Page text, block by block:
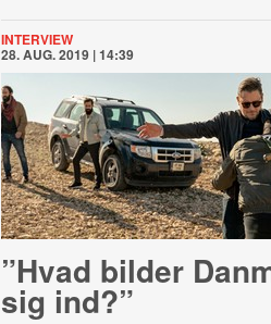
INTERVIEW
28. AUG. 2019 | 14:39
”Hvad bilder
sig ind?”